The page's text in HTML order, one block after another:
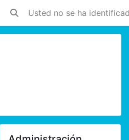
Selector de búsqueda de
Usted no se ha
Bloques
Bloques